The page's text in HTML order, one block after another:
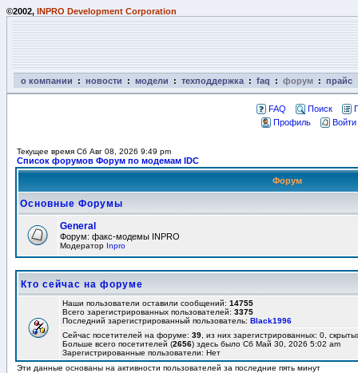
©2002, INPRO Development Corporation
о компании : новости : модели : техподдержка : faq : форум : прайс
FAQ Поиск
Профиль
Текущее время Сб Авг 08, 2026 9:49 pm
Список форумов Форум по модемам IDC
Форум
Основные Форумы
General
Форум: факс-модемы INPRO
Модератор Inpro
Кто сейчас на форуме
Наши пользователи оставили сообщений: 14755
Всего зарегистрированных пользователей: 3375
Последний зарегистрированный пользователь: Black1996
Сейчас посетителей на форуме: 39 , из них зарегистрированных: 0,
Больше всего посетителей (2656) здесь было Сб Май 30, 2026 5:02 am
Зарегистрированные пользователи: Нет
Эти данные основаны на активности пользователей за последние пять минут